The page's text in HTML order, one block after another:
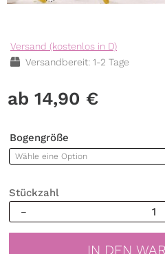
Versand (kostenlos in D)
Versandbereit: 1-2 Tage
14,90 €
Bogengröße
Stückzahl
Fensterbild
IN DEN